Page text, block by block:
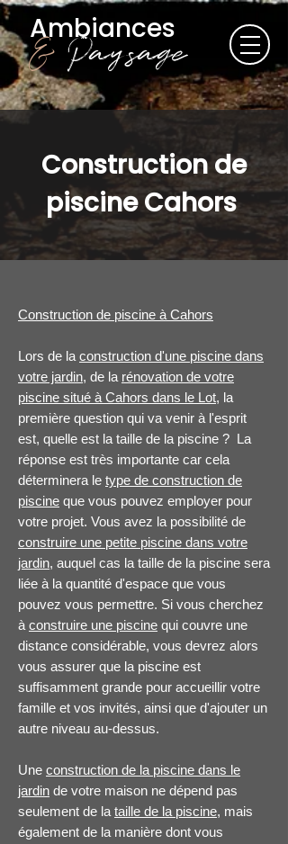
Ambiances
& Paysage
Construction de
piscine Cahors
Construction de piscine à Cahors
Lors de la construction d'une piscine dans
votre jardin, de la rénovation de votre
piscine situé à Cahors dans le Lot, la
première question qui va venir à l'esprit
est, quelle est la taille de la piscine ? La
réponse est très importante car cela
déterminera le type de construction de
piscine que vous pouvez employer pour
votre projet. Vous avez la possibilité de
construire une petite piscine dans votre
jardin, auquel cas la taille de la piscine sera
liée à la quantité d'espace que vous
pouvez vous permettre. Si vous cherchez
à construire une piscine qui couvre une
distance considérable, vous devrez alors
vous assurer que la piscine est
suffisamment grande pour accueillir votre
famille et vos invités, ainsi que d'ajouter un
autre niveau au-dessus.
Une construction de la piscine dans le
jardin de votre maison ne dépend pas
seulement de la taille de la piscine, mais
également de la manière dont vous